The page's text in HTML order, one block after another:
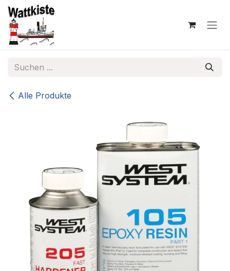
Zum Inhalt springen
Alle Produkte